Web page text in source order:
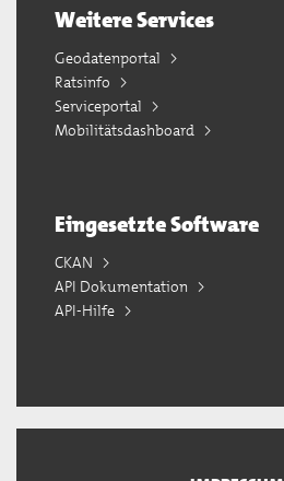
Weitere Services
Geodatenportal
Ratsinfo
Serviceportal
Mobilitätsdashboard
Eingesetzte Software
CKAN
API Dokumentation
API-Hilfe